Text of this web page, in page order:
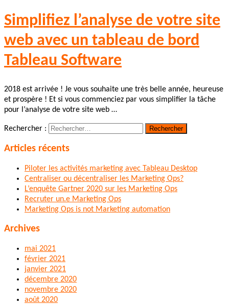
Simplifiez l’analyse de votre site
web avec un tableau de bord
Tableau Software
2018 est arrivée ! Je vous souhaite une très belle année, heureuse
et prospère ! Et si vous commenciez par vous simplifier la tâche
pour l’analyse de votre site web …
Rechercher :
Articles récents
Piloter les activités marketing avec Tableau Desktop
Centraliser ou décentraliser les Marketing Ops?
L’enquête Gartner 2020 sur les Marketing Ops
Recruter un.e Marketing Ops
Marketing Ops is not Marketing automation
Archives
mai 2021
février 2021
janvier 2021
décembre 2020
novembre 2020
août 2020